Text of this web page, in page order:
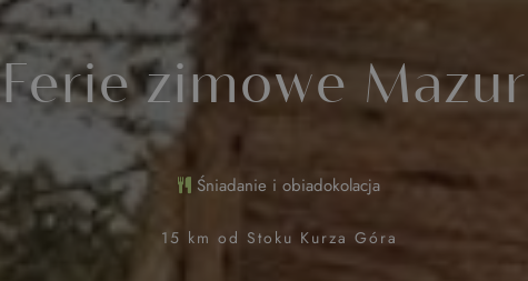
Ferie zimowe
Śniadanie i obiadokolacja
15 km od Stoku Kurza Góra